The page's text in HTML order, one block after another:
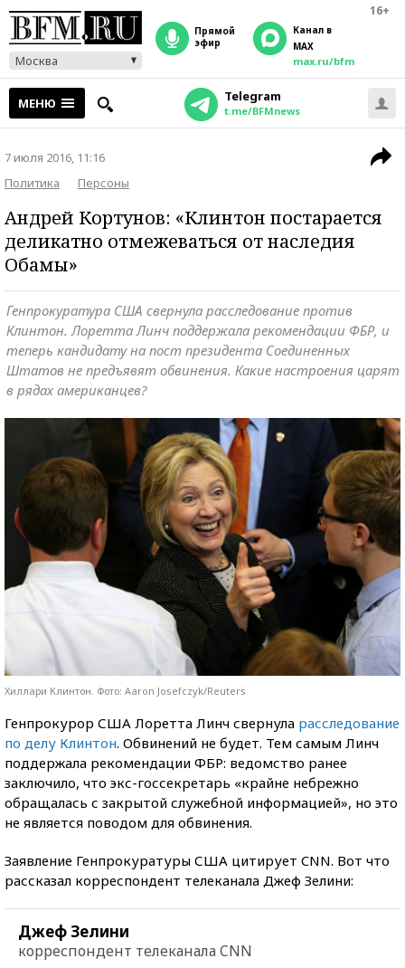
16+
Москва
прямой
эфир
Канал в
MAX
max.ru/bfm
МЕНЮ Telegram
t.me/BFMnews
7 июля 2016, 11:16
Политика
Персоны
Андрей Кортунов: «Клинтон постарается
деликатно отмежеваться от наследия
Обамы»
Генпрокуратура США свернула расследование против
Клинтон. Лоретта Линч поддержала рекомендации ФБР, и
теперь кандидату на пост президента Соединенных
Штатов не предъявят обвинения. Какие настроения царят
в рядах американцев?
Хиллари Клинтон. Фото: Aaron Josefczyk/Reuters
Генпрокурор США Лоретта Линч свернула расследование
по делу Клинтон. Обвинений не будет. Тем самым Линч
поддержала рекомендации ФБР: ведомство ранее
заключило, что экс-госсекретарь «крайне небрежно
обращалась с закрытой служебной информацией», но это
не является поводом для обвинения.
Заявление Генпрокуратуры США цитирует CNN. Вот что
рассказал корреспондент телеканала Джеф Зелини:
Джеф Зелини
корреспондент телеканала CNN